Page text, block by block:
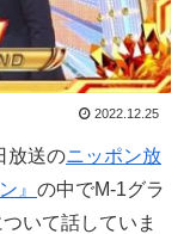
2022.12.25
放送のニッポン放
』 の中でM-1グラ
いて話していま